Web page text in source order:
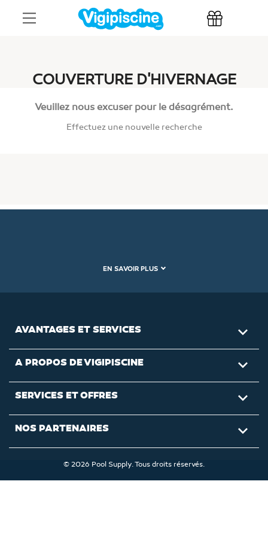
COUVERTURE D'HIVERNAGE
Veuillez nous excuser pour le désagrément.
Effectuez une nouvelle recherche
EN SAVOIR PLUS
AVANTAGES ET SERVICES 
A PROPOS DE VIGIPISCINE 
SERVICES ET OFFRES 
NOS PARTENAIRES 
© 2026 Pool Supply. Tous droits réservés.